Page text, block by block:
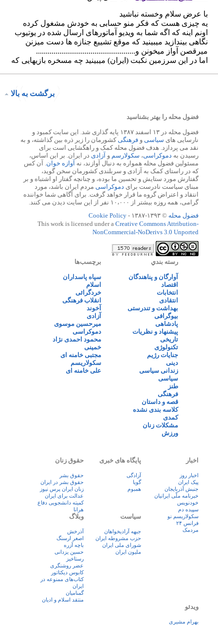
برگشت به بالا
فضول محله را بهتر بشناسید
فضول محله در ۱۳ اسفند ۱۳۸۷ پایه گذاری شد. این سایت کمبود و
نارسایی های سیاسی و فرهنگیکشورمان را زیر ذره بین گذاشته، و به
نقد می پردازد. هدف فضول محله کمک و راهگشایی است برای
رسیدن به دموکراسی، سکولارسم و آزادی در ایران. بر این اساس،
مسئولین فضول محله همواره به دنبال آوازند، نه آوازه خوان. آن کس
که در راستای کمک به آزادی و سربلندی کشورمان سخن گوید،
گفتارش مورد ستایش و تحسین ما بوده، و چنانچه گفتار او اشتباه و بر
مبنای سیاست نادرست برای دموکراسی مردم ایران باشد، مورد
انتقاد و اعتراض گروه ما قرار خواهد گرفت. برای آگاهی شما خواننده
گرامی، همه روزه بیشتر از ۱۰،۰۰۰ نفر از این سایت دیدن می کنند.
فضول محله © ۱۳۹۳-۱۳۸۷ -
Cookie Policy
This work is licensed under a Creative Commons Attribution-
NonCommercial-NoDerivs 3.0 Unported
رسته بندي
آوارگان و پناهندگان
اقتصاد
انتخابات
انتقادی
بهداشت و تندرستی
بیوگرافی
پادشاهی
پیشنهاد و نظریات
تاریخی
تکنولوژی
جنایات رژیم
دینی
زندانی سیاسی
سیاسی
طنز
فرهنگی
قصه و داستان
کلاسه بندی نشده
کمدی
مشکلات زنان
ورزش
برچسب‌ها
سپاه پاسداران
اسلام
خردگرائی
انقلاب فرهنگی
آخوند
آزادی
میرحسین موسوی
دموکراسی
محمود احمدی نژاد
خمینی
مجتبی خامنه ای
سکولاریسم
علی خامنه ای
اخبار
اخبار روز
پيک ايران
جنبش آذربایجان
خبرنامه ملّی ایرانیان
خودنویس
سپیده دم
سکولاریسم نو
فرانس ۲۴
مردمک
پایگاه های خبری
آزادگی
گویا
همبوم
حقوق زنان
حقوق بشر
حقوق بشر در ایران
زنان ايران پرس نيوز
عدالت برای ایران
کمیته دانشجویی دفاع
هرانا
سیاست
جبهه آزادیخواهان
حزب مشروطه ایران
شورای ملی ایران
ملیون ایران
وبلاگ
آذرخش
اصغر ارسنگ
باچه آزره
حسین یزدانی
رستاخیز
عضر روشنگری
کابوس دیکتاتور
کتاب‌های ممنوعه در
ایران
گمنامیان
منتقد اسلام و ادیان
ویدئو
بهرام مشیری